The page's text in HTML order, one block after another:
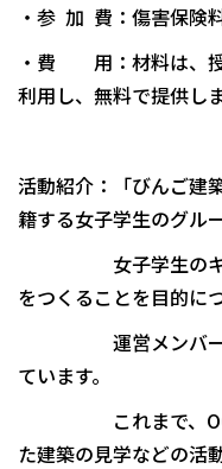
・参 加 費：傷害保険
・費 用：材料は、授
利用し、無料で提供しま
活動紹介：「びんご建
籍する女子学生のグル
女子学生のキャ
をつくることを目的に
運営メンバーが
ています。
これまで、OGの
た建築の見学などの活